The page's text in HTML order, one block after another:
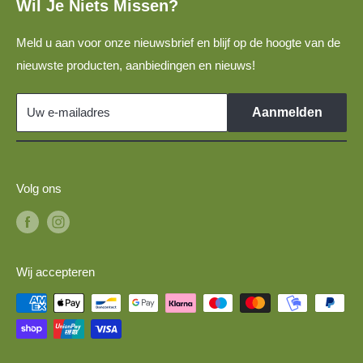
Disclaimer
Links
Wil Je Niets Missen?
Meld u aan voor onze nieuwsbrief en blijf op de hoogte van de
nieuwste producten, aanbiedingen en nieuws!
Uw e-mailadres Aanmelden
Bouwvoertuigen voor N-spoor modelspoorbanen
Militaire voertuigen 1:87 voor H0-spoor modeltreinen
Volg ons
Wij accepteren